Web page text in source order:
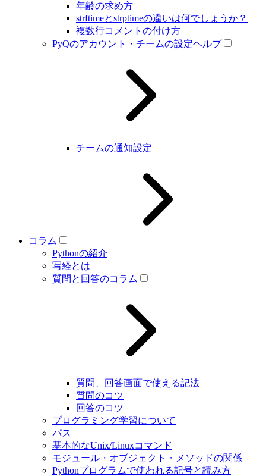
年齢の求め方
strftimeとstrptimeの違いは何でしょうか？
複数行コメントの付け方
PyQのアカウント・チームの設定ヘルプ
チームの通知設定
コラム
Pythonの紹介
写経とは
質問と回答のコラム
質問、回答画面で使える記法
質問のコツ
回答のコツ
プログラミング学習について
パス
基本的なUnix/Linuxコマンド
モジュール・オブジェクト・メソッドの関係
Pythonプログラムで使われる記号と読み方